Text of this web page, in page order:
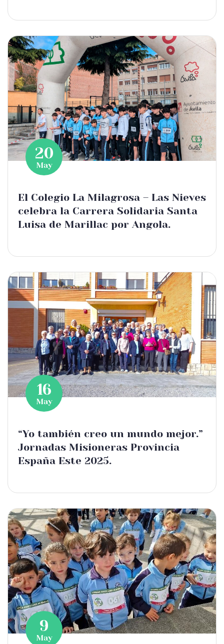
20
May
El Colegio La Milagrosa – Las Nieves
celebra la Carrera Solidaria Santa
Luisa de Marillac por Angola.
16
May
“Yo también creo un mundo mejor.”
Jornadas Misioneras Provincia
España Este 2025.
9
May